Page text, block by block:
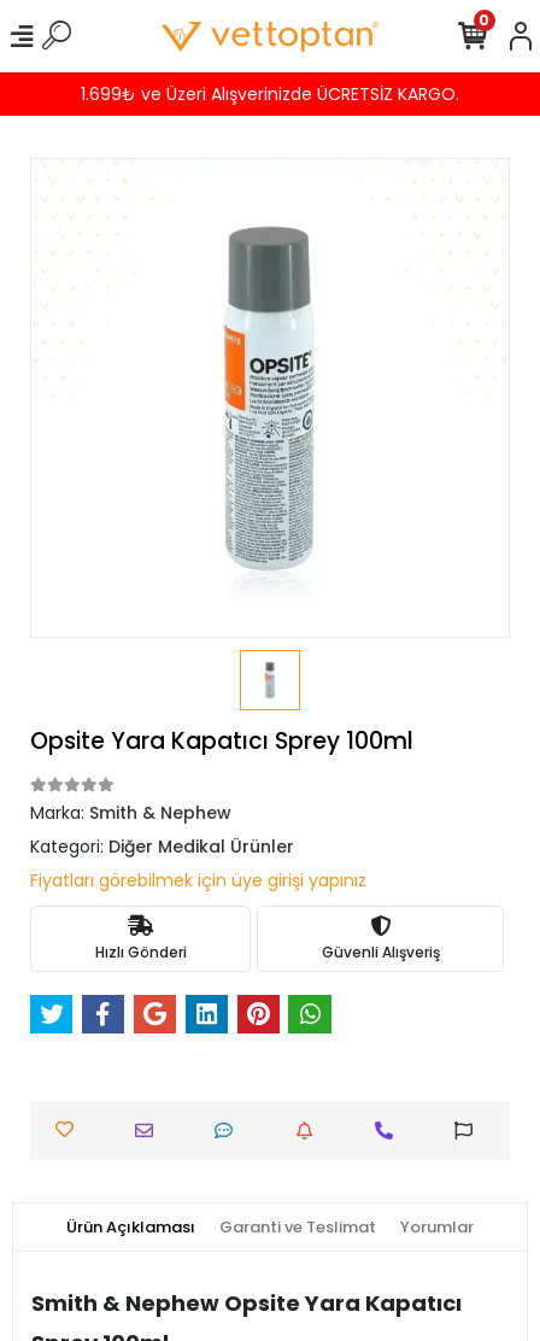
1.699₺ ve Üzeri Alışverinizde ÜCRETSİZ KARGO.
0
Opsite Yara Kapatıcı Sprey 100ml
Marka: Smith & Nephew
Kategori: Diğer Medikal Ürünler
Fiyatları görebilmek için üye girişi yapınız
Hızlı Gönderi Güvenli Alışveriş
Ürün Açıklaması Garanti ve Teslimat Yorumlar
Smith & Nephew Opsite Yara Kapatıcı